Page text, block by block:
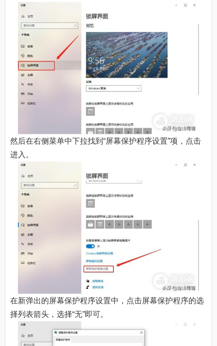
然后在右侧菜单中下拉找到“屏幕保护程序设置”项，点击
进入。
在新弹出的屏幕保护程序设置中，点击屏幕保护程序的选
择列表箭头，选择“无”即可。